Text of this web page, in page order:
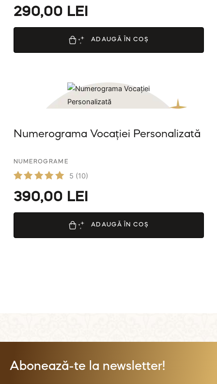
la
din 5
290,00 LEI
ADAUGĂ ÎN COȘ
Numerograma Vocației Personalizată
NUMEROGRAME
la
din 5
5 (10)
390,00 LEI
ADAUGĂ ÎN COȘ
Abonează-te la newsletter!